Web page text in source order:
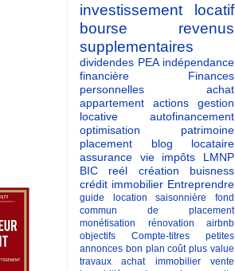
investissement locatif
bourse
revenus
supplementaires
dividendes PEA indépendance
financière
Finances
personnelles
achat
appartement
actions
gestion
locative
autofinancement
optimisation patrimoine
placement
blog
locataire
assurance vie
impôts
LMNP
BIC reél
création buisness
crédit immobilier Entreprendre
guide location saisonnière
fond
commun de placement
monétisation
rénovation
airbnb
objectifs
Compte-titres
petites
annonces bon plan coût plus value
travaux
achat immobilier
vente